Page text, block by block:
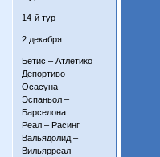
14-й тур
2 декабря
Бетис – Атлетико
Депортиво –
Осасуна
Эспаньол –
Барселона
Реал – Расинг
Вальядолид –
Вильярреал